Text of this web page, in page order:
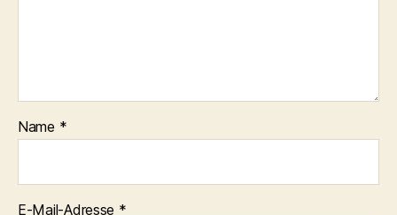
Name *
E-Mail-Adresse *